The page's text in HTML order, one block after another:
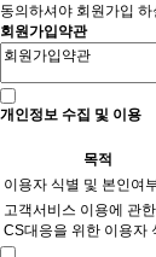
동의하셔야 회원가입
회원가입약관
개인정보 수집 및 이용
목적
이용자 식별 및 본인여
고객서비스 이용에 관
CS대응을 위한 이용자